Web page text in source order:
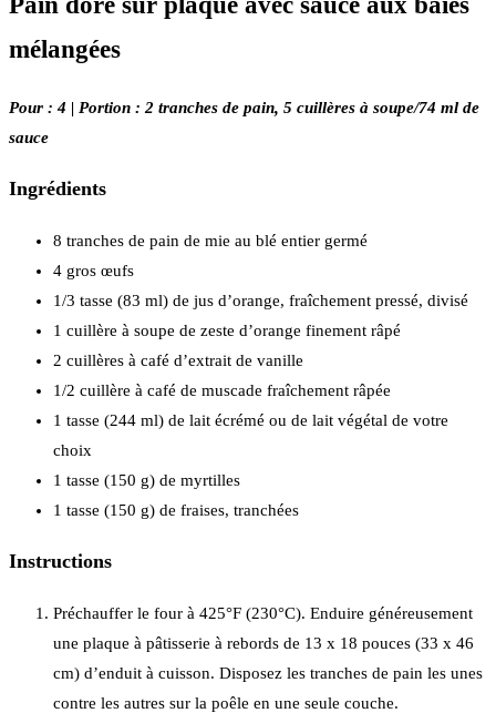
mélangées
Pour : 4 | Portion : 2 tranches de pain, 5 cuillères à soupe/74 ml de
sauce
Ingrédients
8 tranches de pain de mie au blé entier germé
4 gros œufs
1/3 tasse (83 ml) de jus d’orange, fraîchement pressé, divisé
1 cuillère à soupe de zeste d’orange finement râpé
2 cuillères à café d’extrait de vanille
1/2 cuillère à café de muscade fraîchement râpée
1 tasse (244 ml) de lait écrémé ou de lait végétal de votre
choix
1 tasse (150 g) de myrtilles
1 tasse (150 g) de fraises, tranchées
Instructions
Préchauffer le four à 425°F (230°C). Enduire généreusement
une plaque à pâtisserie à rebords de 13 x 18 pouces (33 x 46
cm) d’enduit à cuisson. Disposez les tranches de pain les unes
contre les autres sur la poêle en une seule couche.